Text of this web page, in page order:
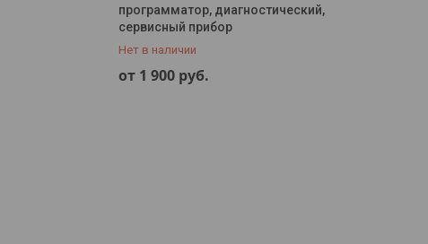
программатор, диагностический,
сервисный прибор
Нет в наличии
от 1 900 руб.
+375 (29) 383-33-38